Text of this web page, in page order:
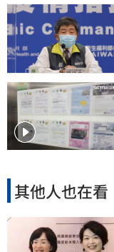
其他人也在看